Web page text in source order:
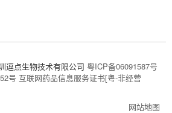
逗点生物技术有限公司 粤ICP备06091587号
号 互联网药品信息服务证书[粤-非经营
网站地图